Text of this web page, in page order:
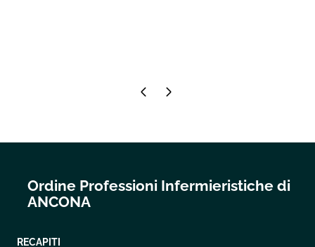
Pagina precedente
Pagina successiva
Ordine Professioni Infermieristiche di
ANCONA
RECAPITI